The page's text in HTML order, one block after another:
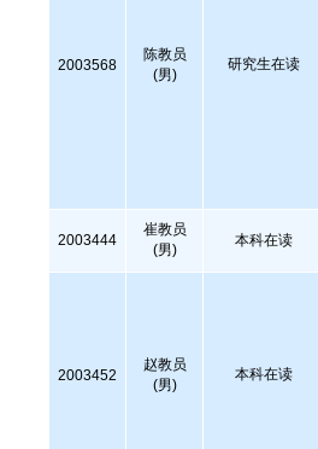
2003568
陈教员
(男)
研究生在读
2003444
崔教员
(男)
本科在读
2003452
赵教员
(男)
本科在读